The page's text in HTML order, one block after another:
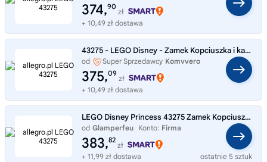
374,90
zł
+ 10,49 zł dostawa
43275 - LEGO Disney - Zamek Kopciuszka i kareta
od Super Sprzedawcy Komvvero
375,09
zł
+ 10,49 zł dostawa
LEGO Disney Princess 43275 Zamek Kopciuszka i powóz z końmi
od Glamperfeu Konto: Firma
383,82
zł
+ 11,99 zł dostawa
ostatnie 5 sztuk